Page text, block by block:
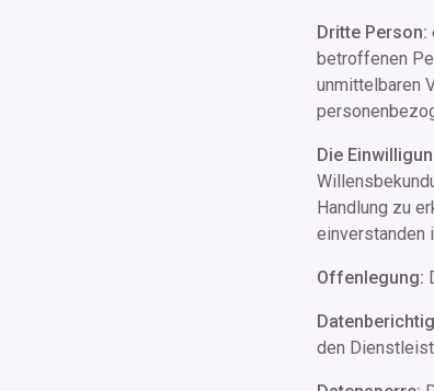
Dritte Person:
betroffenen
unmittelbaren
Die
Handlung zu
einverstanden
Offenlegung:
den